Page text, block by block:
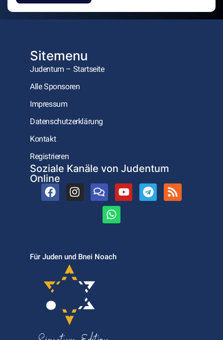
Sitemenu
Judentum – Startseite
Alle Sponsoren
Impressum
Datenschutzerklärung
Kontakt
Registrieren
Soziale Kanäle von Judentum
Online
Für Juden und Bnei Noach